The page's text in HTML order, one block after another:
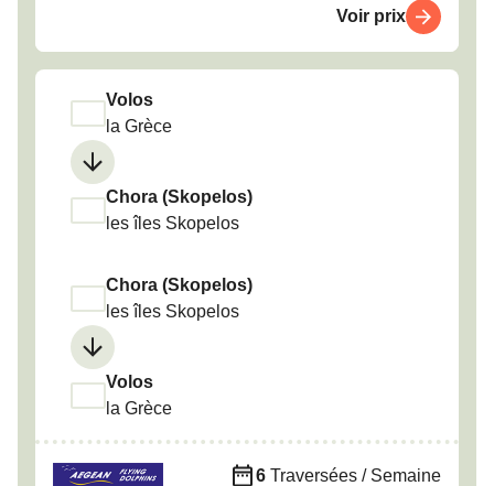
Voir prix
Volos
la Grèce
Chora (Skopelos)
les îles Skopelos
Chora (Skopelos)
les îles Skopelos
Volos
la Grèce
6 Traversées / Semaine